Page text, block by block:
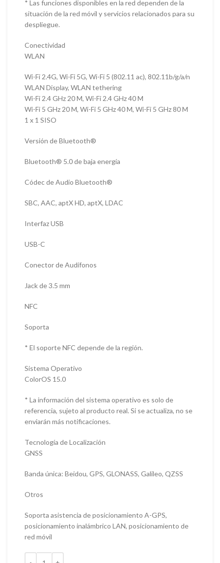
* Las funciones disponibles en la red dependen de la
situación de la red móvil y servicios relacionados para su
despliegue.
Conectividad
WLAN
Wi-Fi 2.4G, Wi-Fi 5G, Wi-Fi 5 (802.11 ac), 802.11b/g/a/n
WLAN Display, WLAN tethering
Wi-Fi 2.4 GHz 20 M, Wi-Fi 2.4 GHz 40 M
Wi-Fi 5 GHz 20 M, Wi-Fi 5 GHz 40 M, Wi-Fi 5 GHz 80 M
1 x 1 SISO
Versión de Bluetooth®
Bluetooth® 5.0 de baja energía
Códec de Audio Bluetooth®
SBC, AAC, aptX HD, aptX, LDAC
Interfaz USB
USB-C
Conector de Audífonos
Jack de 3.5 mm
NFC
Soporta
* El soporte NFC depende de la región.
Sistema Operativo
ColorOS 15.0
* La información del sistema operativo es solo de
referencia, sujeto al producto real. Si se actualiza, no se
enviarán más notificaciones.
Tecnología de Localización
GNSS
Banda única: Beidou, GPS, GLONASS, Galileo, QZSS
Otros
Soporta asistencia de posicionamiento A-GPS,
posicionamiento inalámbrico LAN, posicionamiento de
red móvil